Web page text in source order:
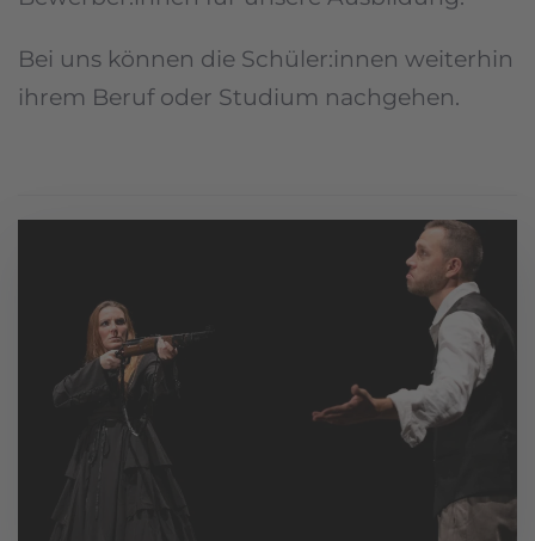
Bei uns können die Schüler:innen weiterhin
ihrem Beruf oder Studium nachgehen.